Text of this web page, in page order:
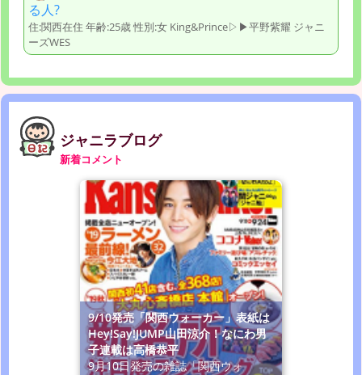
る人?
住:関西在住 年齢:25歳 性別:女 King&Prince▷▶︎平野紫耀 ジャニ
ーズWES
ジャニラブログ
新着コメント
9/10発売「関西ウォーカー」表紙は
Hey!Say!JUMP山田涼介！なにわ男
子連載は高橋恭平
9月10日発売の雑誌「関西ウォ